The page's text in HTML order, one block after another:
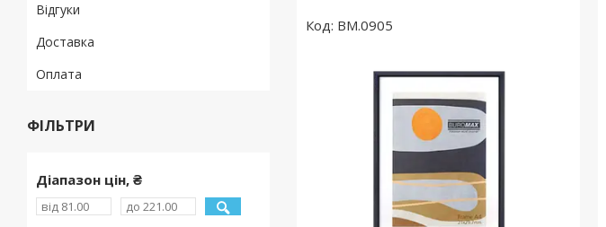
BM.0905
Відгуки
Доставка
Оплата
ФІЛЬТРИ
Діапазон цін, ₴